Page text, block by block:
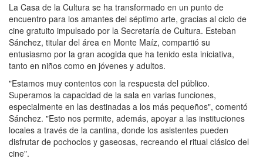
La Casa de la Cultura se ha transformado en un punto de
encuentro para los amantes del séptimo arte, gracias al ciclo de
cine gratuito impulsado por la Secretaría de Cultura. Esteban
Sánchez, titular del área en Monte Maíz, compartió su
entusiasmo por la gran acogida que ha tenido esta iniciativa,
tanto en niños como en jóvenes y adultos.
"Estamos muy contentos con la respuesta del público.
Superamos la capacidad de la sala en varias funciones,
especialmente en las destinadas a los más pequeños", comentó
Sánchez. "Esto nos permite, además, apoyar a las instituciones
locales a través de la cantina, donde los asistentes pueden
disfrutar de pochoclos y gaseosas, recreando el ritual clásico del
cine".